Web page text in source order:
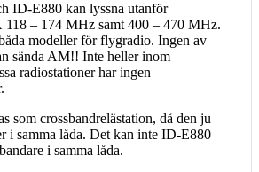
ID-E880 kan lyssna utanför
118 – 174 MHz samt 400 – 470 MHz.
modeller för flygradio. Ingen av
sända AM!! Inte heller inom
radiostationer har ingen
som crossbandrelästation, då den ju
i samma låda. Det kan inte ID-E880
i samma låda.